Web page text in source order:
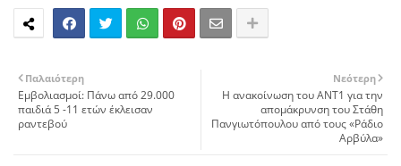
Νεότερη
Η ανακοίνωση του ΑΝΤ1 για την
απομάκρυνση του Στάθη
Πανγιωτόπουλου από τους «Ράδιο
Αρβύλα»
Παλαιότερη
Εμβολιασμοί: Πάνω από 29.000
παιδιά 5 -11 ετών έκλεισαν
ραντεβού